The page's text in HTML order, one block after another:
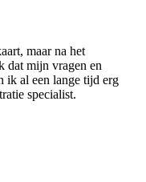
maar na het
dat mijn vragen en
ik al een lange tijd erg
specialist.